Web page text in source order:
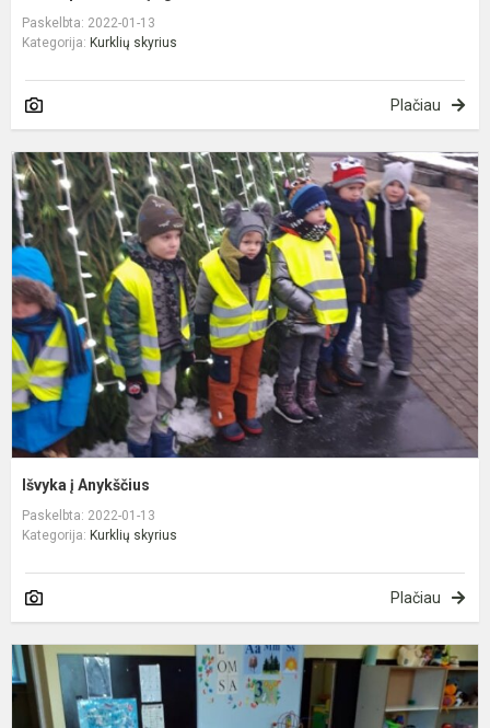
Paskelbta: 2022-01-13
Kategorija: Kurklių skyrius
Plačiau
Išvyka į Anykščius
Paskelbta: 2022-01-13
Kategorija: Kurklių skyrius
Plačiau